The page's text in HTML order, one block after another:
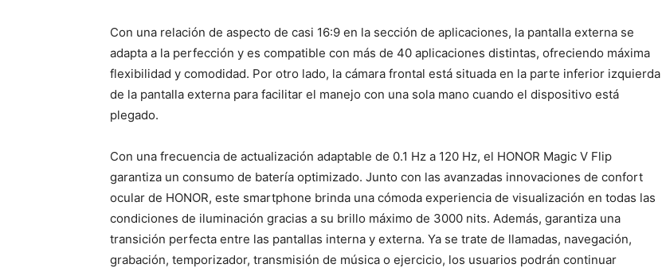
Con una relación de aspecto de casi 16:9 en la sección de aplicaciones, la pantalla externa se
adapta a la perfección y es compatible con más de 40 aplicaciones distintas, ofreciendo máxima
flexibilidad y comodidad. Por otro lado, la cámara frontal está situada en la parte inferior izquierda
de la pantalla externa para facilitar el manejo con una sola mano cuando el dispositivo está
plegado.
Con una frecuencia de actualización adaptable de 0.1 Hz a 120 Hz, el HONOR Magic V Flip
garantiza un consumo de batería optimizado. Junto con las avanzadas innovaciones de confort
ocular de HONOR, este smartphone brinda una cómoda experiencia de visualización en todas las
condiciones de iluminación gracias a su brillo máximo de 3000 nits. Además, garantiza una
transición perfecta entre las pantallas interna y externa. Ya se trate de llamadas, navegación,
grabación, temporizador, transmisión de música o ejercicio, los usuarios podrán continuar